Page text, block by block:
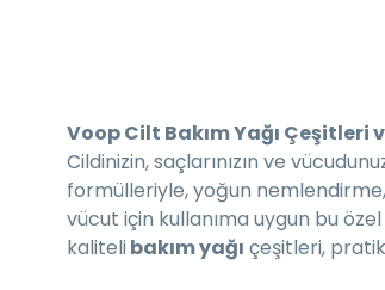
Voop Cilt Bakım Yağı Çeşitleri
Cildinizin, saçlarınızın ve
formülleriyle, yoğun
vücut için kullanıma uygun bu
kalitelibakım yağı çeşitleri,